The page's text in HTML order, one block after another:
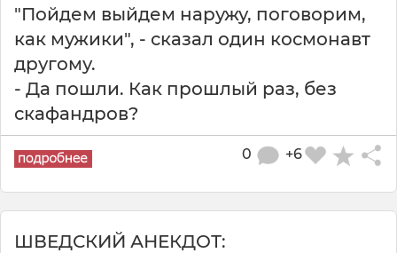
"Пойдем выйдем наружу, поговорим,
как мужики", - сказал один космонавт
другому.
- Да пошли. Как прошлый раз, без
скафандров?
+6
0
ШВЕДСКИЙ АНЕКДОТ: